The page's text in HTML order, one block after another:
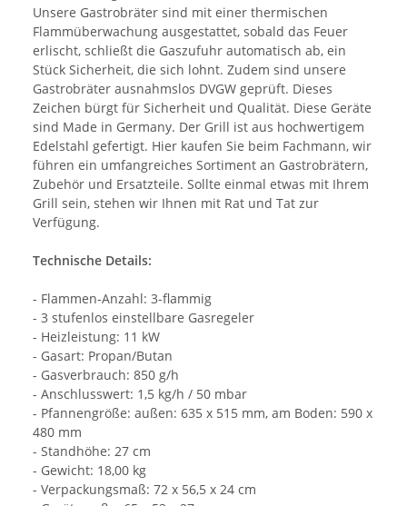
Unsere Gastrobräter sind mit einer thermischen
Flammüberwachung ausgestattet, sobald das Feuer
erlischt, schließt die Gaszufuhr automatisch ab, ein
Stück Sicherheit, die sich lohnt. Zudem sind unsere
Gastrobräter ausnahmslos DVGW geprüft. Dieses
Zeichen bürgt für Sicherheit und Qualität. Diese Geräte
sind Made in Germany. Der Grill ist aus hochwertigem
Edelstahl gefertigt. Hier kaufen Sie beim Fachmann, wir
führen ein umfangreiches Sortiment an Gastrobrätern,
Zubehör und Ersatzteile. Sollte einmal etwas mit Ihrem
Grill sein, stehen wir Ihnen mit Rat und Tat zur
Verfügung.
Technische Details:
- Flammen-Anzahl: 3-flammig
- 3 stufenlos einstellbare Gasregeler
- Heizleistung: 11 kW
- Gasart: Propan/Butan
- Gasverbrauch: 850 g/h
- Anschlusswert: 1,5 kg/h / 50 mbar
- Pfannengröße: außen: 635 x 515 mm, am Boden: 590 x
480 mm
- Standhöhe: 27 cm
- Gewicht: 18,00 kg
- Verpackungsmaß: 72 x 56,5 x 24 cm